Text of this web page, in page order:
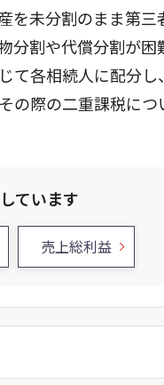
を未分割のまま第
分割や代償分割が
て各相続人に配分
の際の二重課税に
ています
売上総利益